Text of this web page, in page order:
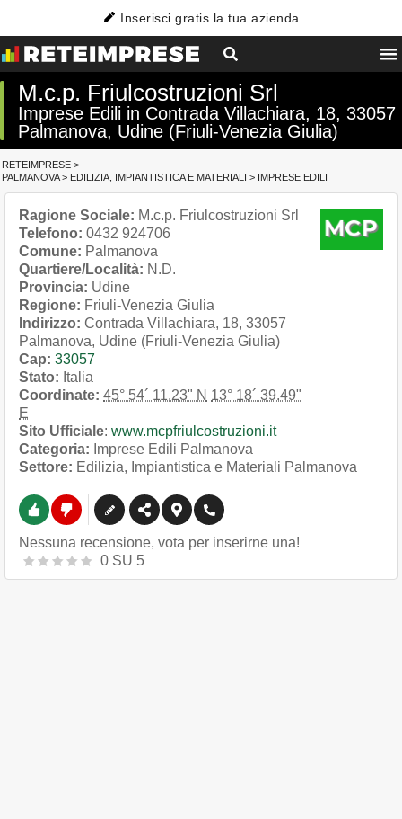
Inserisci gratis la tua azienda
M.c.p. Friulcostruzioni Srl
Imprese Edili in Contrada Villachiara, 18, 33057
Palmanova, Udine (Friuli-Venezia Giulia)
RETEIMPRESE >
PALMANOVA> EDILIZIA, IMPIANTISTICA E MATERIALI > IMPRESE EDILI
Ragione Sociale: M.c.p. Friulcostruzioni Srl
Telefono: 0432 924706
Comune: Palmanova
Quartiere/Località: N.D.
Provincia: Udine
Regione: Friuli-Venezia Giulia
Indirizzo: Contrada Villachiara, 18, 33057
Palmanova, Udine (Friuli-Venezia Giulia)
Cap: 33057
Stato: Italia
Coordinate: 45° 54´ 11.23" N 13° 18´ 39.49"
E
Sito Ufficiale: www.mcpfriulcostruzioni.it
Categoria: Imprese Edili Palmanova
Settore: Edilizia, Impiantistica e Materiali Palmanova
Nessuna recensione, vota per inserirne una!
0 SU 5